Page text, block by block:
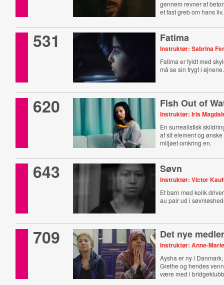
gennem revner af
et fast greb om hans liv.
531 Fatima
Instruktør: Sabrina
Fatima er fyldt med
må se sin frygt i øjnene.
620 Fish Out of
Instruktør: Iris
En surrealistisk
af sit element og
miljøet omkring en.
643 Søvn
Instruktør: Victor
Et barn med kolik
au pair ud i
709 Det nye
Instruktør: Anne-
Aysha er ny i
Grethe og hendes
være med i